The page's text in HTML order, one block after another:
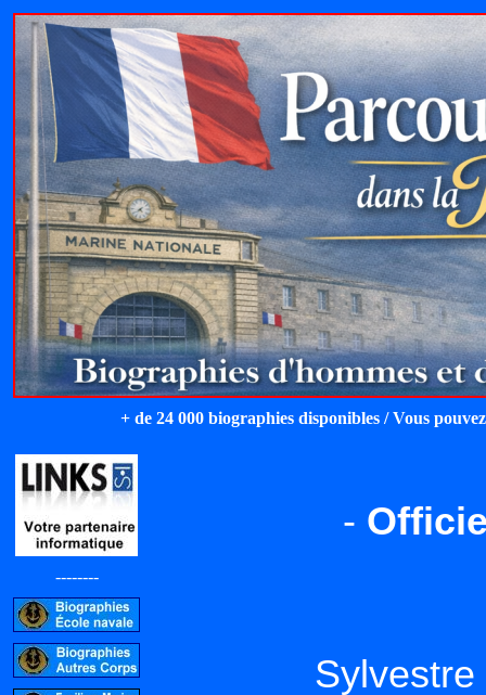
+ de 24 000 biographies disponibles / Vous
--------
-